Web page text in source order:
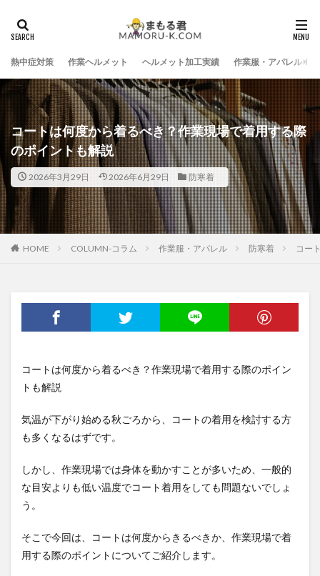
熱中症対策 作業ヘルメット ヘルメット加工実績 作業服・アパレル
コートは何度から着るべき？作業現場で着用する際
のポイントも解説
2026年3月29日 2026年6月29日 防寒着
HOME COLUMN-コラム 作業服・アパレル 防寒着 コー
コートは何度から着るべき？作業現場で着用する際のポイン
トも解説
気温が下がり始める秋ごろから、コートの着用を検討する方
も多くなるはずです。
しかし、作業現場では身体を動かすことが多いため、一般的
な目安よりも低い温度でコート着用をしても問題ないでしょ
う。
そこで今回は、コートは何度からきるべきか、作業現場で着
用する際のポイントについてご紹介します。